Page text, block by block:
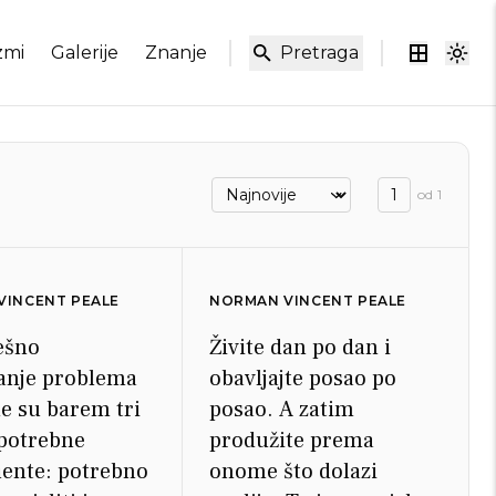
Pretraga
Galerije Znanje
od 1
PEALE
problema
su barem tri
potrebno
NORMAN VINCENT PEALE
Živite dan po dan i
obavljajte posao po
posao. A zatim
produžite prema
onome što dolazi